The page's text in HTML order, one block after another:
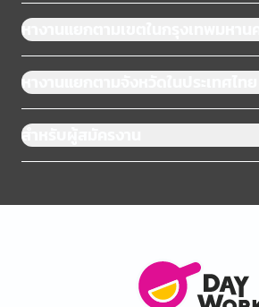
หางานแยกตามเขตในกรุงเทพมหานคร
หางานแยกตามจังหวัดในประเทศไทย
สำหรับผู้สมัครงาน